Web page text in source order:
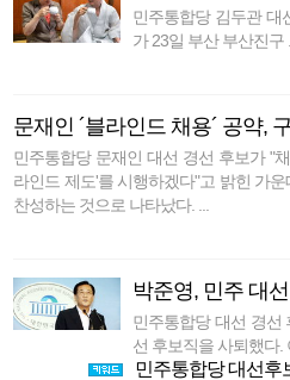
민주통합당 김두관 대
가 23일 부산 부산진구 ...
문재인 ´블라인드 채용´ 공약,
민주통합당 문재인 대선 경선 후보가 "
라인드 제도'를 시행하겠다"고 밝힌 가
찬성하는 것으로 나타났다. ...
박준영, 민주 대
민주통합당 대선 경선
선 후보직을 사퇴했다.
민주통합당 대선후